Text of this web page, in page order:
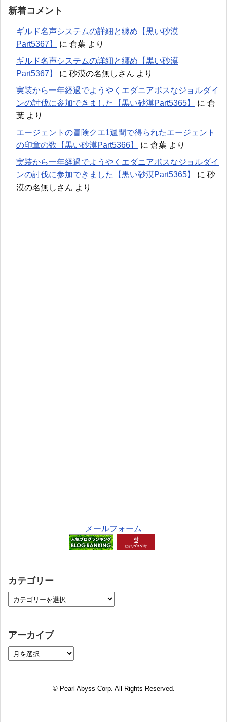
新着コメント
ギルド名声システムの詳細と纏め【黒い砂漠
Part5367】
に 倉葉 より
ギルド名声システムの詳細と纏め【黒い砂漠
Part5367】
に 砂漠の名無しさん より
実装から一年経過でようやくエダニアボスなジョルダイ
ンの討伐に参加できました【黒い砂漠Part5365】
に 倉
葉 より
エージェントの冒険クエ1週間で得られたエージェント
の印章の数【黒い砂漠Part5366】
に 倉葉 より
実装から一年経過でようやくエダニアボスなジョルダイ
ンの討伐に参加できました【黒い砂漠Part5365】
に 砂
漠の名無しさん より
メールフォーム
カテゴリー
アーカイブ
© Pearl Abyss Corp. All Rights Reserved.